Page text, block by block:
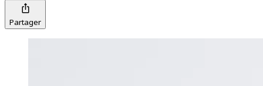
Partager